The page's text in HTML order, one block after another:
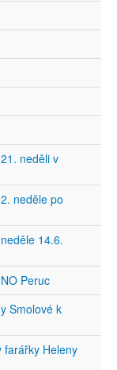
neděli v
neděle po
14.6.
Peruc
Smolové k
farářky Heleny